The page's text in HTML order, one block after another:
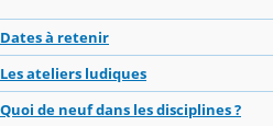
Dates à retenir
Les ateliers ludiques
Quoi de neuf dans les disciplines ?